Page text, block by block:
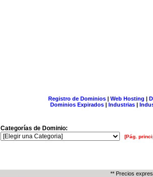
Registro de Dominios| Web Hosting |
Dominios Expirados | Industrias |
Categorías de Dominio:
[Pág.
** Precios